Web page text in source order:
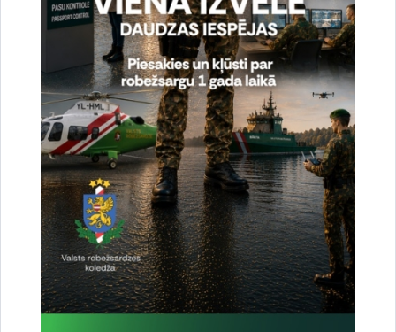
Projekta ietvaros uz 14.12.2015. - Piektā
starptautiskā sanāksme
Projekta ietvaros uz 05.03.2016. - Sestā
projekta starptautiskā sanāksme Igaunijā
Kontaktpersona: Projekta vadītājs -
majors Mārtiņš Spridzāns,